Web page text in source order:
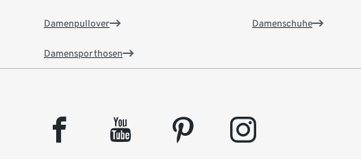
Damenpullover
Damensporthosen
Damenschuhe
facebook youtube pinterest instagram